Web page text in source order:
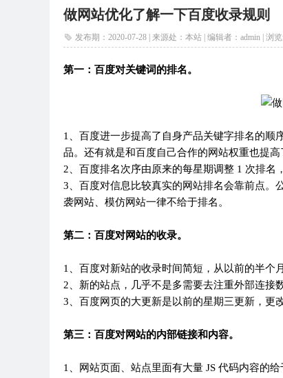
做网站优化了解一下百度收录规则
发布期：2020-07-28 | 来源处：本站 | 编辑者：admin | 浏览
第一：百度对关键词的排名。
1、百度进一步提高了自身产品关键字排名的顺
品。还有就是和百度自己合作的网站权重也提
2、百度排名次序由原来的每星期调整 1 次排名
3、百度对信息比较真实的网站排名会靠前点。
袭网站、模仿网站一律不给于排名。
第二：百度对网站的收录。
1、百度对新站的收录时间简短，从以前的半个
2、新的站点，几乎不是多需要去注重外部连接
3、百度网页的大更新是以前的星期三更新，更
第三：百度对网站的内部链接和内容。
1、网站页面、站点里面有大量 JS 代码内容的